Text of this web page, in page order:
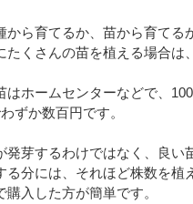
から育てるか、苗から育てる
たくさんの苗を植える場合は
はホームセンターなどで、
ずか数百円です。
発芽するわけではなく、良い
る分には、それほど株数を植
購入した方が簡単です。